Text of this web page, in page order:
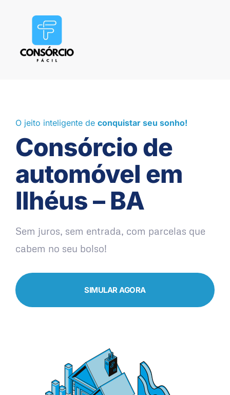
O jeito inteligente de conquistar seu sonho!
Consórcio de
automóvel em
Ilhéus – BA
Sem juros, sem entrada, com parcelas que
cabem no seu bolso!
SIMULAR AGORA